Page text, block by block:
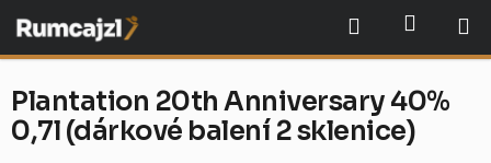
na
obsah
Hledat
Plantation 20th Anniversary 40%
0,7l (dárkové balení 2 sklenice)